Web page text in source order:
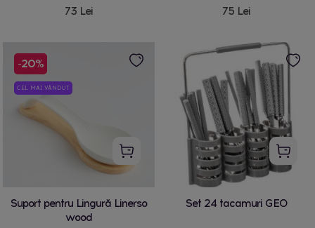
73 Lei 75 Lei
-20%
CEL MAI VÂNDUT
Suport pentru Lingură Linerso
wood
Set 24 tacamuri GEO